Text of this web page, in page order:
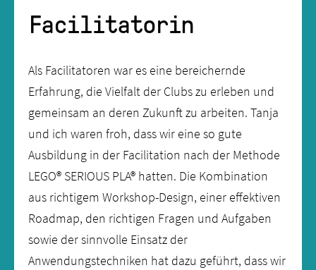
Facilitatorin
Als Facilitatoren war es eine bereichernde
Erfahrung, die Vielfalt der Clubs zu erleben und
gemeinsam an deren Zukunft zu arbeiten. Tanja
und ich waren froh, dass wir eine so gute
Ausbildung in der Facilitation nach der Methode
LEGO® SERIOUS PLA® hatten. Die Kombination
aus richtigem Workshop-Design, einer effektiven
Roadmap, den richtigen Fragen und Aufgaben
sowie der sinnvolle Einsatz der
Anwendungstechniken hat dazu geführt, dass wir